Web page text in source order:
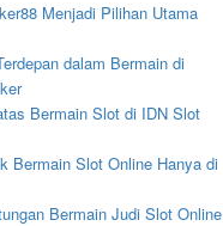
Menjadi Pilihan Utama
dalam Bermain di
Bermain Slot di IDN Slot
Bermain Slot Online Hanya di
Bermain Judi Slot Online